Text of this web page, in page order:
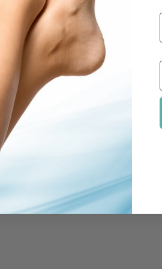
Artikelnummer: